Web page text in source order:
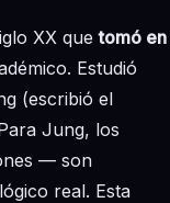
XX quetomó en
Estudió
(escribió el
Jung, los
— son
real. Esta